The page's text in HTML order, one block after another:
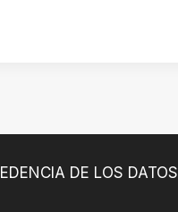
DE LOS DATOS